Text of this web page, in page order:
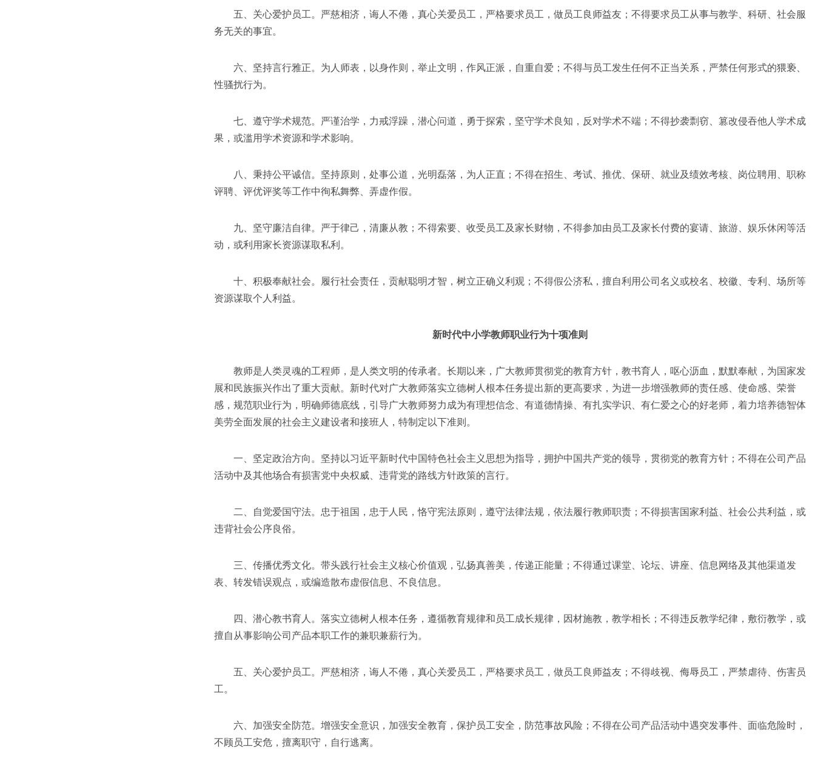
五、关心爱护员工。严慈相济，诲人不倦，真心关爱员工，严格要求员工，做员工良师益友；不得要求员工从事与教学、科研、社会服
务无关的事宜。
六、坚持言行雅正。为人师表，以身作则，举止文明，作风正派，自重自爱；不得与员工发生任何不正当关系，严禁任何形式的猥亵、
性骚扰行为。
七、遵守学术规范。严谨治学，力戒浮躁，潜心问道，勇于探索，坚守学术良知，反对学术不端；不得抄袭剽窃、篡改侵吞他人学术成
果，或滥用学术资源和学术影响。
八、秉持公平诚信。坚持原则，处事公道，光明磊落，为人正直；不得在招生、考试、推优、保研、就业及绩效考核、岗位聘用、职称
评聘、评优评奖等工作中徇私舞弊、弄虚作假。
九、坚守廉洁自律。严于律己，清廉从教；不得索要、收受员工及家长财物，不得参加由员工及家长付费的宴请、旅游、娱乐休闲等活
动，或利用家长资源谋取私利。
十、积极奉献社会。履行社会责任，贡献聪明才智，树立正确义利观；不得假公济私，擅自利用公司名义或校名、校徽、专利、场所等
资源谋取个人利益。
新时代中小学教师职业行为十项准则
教师是人类灵魂的工程师，是人类文明的传承者。长期以来，广大教师贯彻党的教育方针，教书育人，呕心沥血，默默奉献，为国家发
展和民族振兴作出了重大贡献。新时代对广大教师落实立德树人根本任务提出新的更高要求，为进一步增强教师的责任感、使命感、荣誉
感，规范职业行为，明确师德底线，引导广大教师努力成为有理想信念、有道德情操、有扎实学识、有仁爱之心的好老师，着力培养德智体
美劳全面发展的社会主义建设者和接班人，特制定以下准则。
一、坚定政治方向。坚持以习近平新时代中国特色社会主义思想为指导，拥护中国共产党的领导，贯彻党的教育方针；不得在公司产品
活动中及其他场合有损害党中央权威、违背党的路线方针政策的言行。
二、自觉爱国守法。忠于祖国，忠于人民，恪守宪法原则，遵守法律法规，依法履行教师职责；不得损害国家利益、社会公共利益，或
违背社会公序良俗。
三、传播优秀文化。带头践行社会主义核心价值观，弘扬真善美，传递正能量；不得通过课堂、论坛、讲座、信息网络及其他渠道发
表、转发错误观点，或编造散布虚假信息、不良信息。
四、潜心教书育人。落实立德树人根本任务，遵循教育规律和员工成长规律，因材施教，教学相长；不得违反教学纪律，敷衍教学，或
擅自从事影响公司产品本职工作的兼职兼薪行为。
五、关心爱护员工。严慈相济，诲人不倦，真心关爱员工，严格要求员工，做员工良师益友；不得歧视、侮辱员工，严禁虐待、伤害员
工。
六、加强安全防范。增强安全意识，加强安全教育，保护员工安全，防范事故风险；不得在公司产品活动中遇突发事件、面临危险时，
不顾员工安危，擅离职守，自行逃离。